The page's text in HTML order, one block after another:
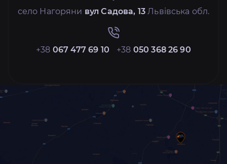
село Нагоряни вул Садова, 13 Львівська обл.
+38 067 477 69 10 +38 050 368 26 90